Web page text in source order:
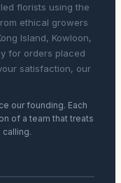
florists using the
ethical growers
Island, Kowloon,
for orders placed
satisfaction, our
our founding. Each
of a team that treats